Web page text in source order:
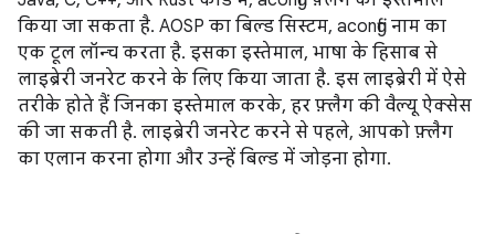
किया जा सकता है. AOSP का बिल्ड सिस्टम, aconfig नाम का
एक टूल लॉन्च करता है. इसका इस्तेमाल, भाषा के हिसाब से
लाइब्रेरी जनरेट करने के लिए किया जाता है. इस लाइब्रेरी में ऐसे
तरीके होते हैं जिनका इस्तेमाल करके, हर फ़्लैग की वैल्यू ऐक्सेस
की जा सकती है. लाइब्रेरी जनरेट करने से पहले, आपको फ़्लैग
का एलान करना होगा और उन्हें बिल्ड में जोड़ना होगा.